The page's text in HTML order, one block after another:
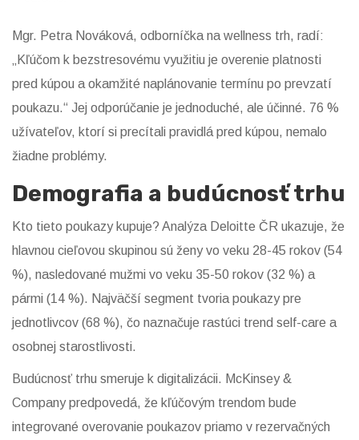
Mgr. Petra Nováková, odborníčka na wellness trh, radí:
„Kľúčom k bezstresovému využitiu je overenie platnosti
pred kúpou a okamžité naplánovanie termínu po prevzatí
poukazu.“ Jej odporúčanie je jednoduché, ale účinné. 76 %
užívateľov, ktorí si precítali pravidlá pred kúpou, nemalo
žiadne problémy.
Demografia a budúcnosť trhu
Kto tieto poukazy kupuje? Analýza Deloitte ČR ukazuje, že
hlavnou cieľovou skupinou sú ženy vo veku 28-45 rokov (54
%), nasledované mužmi vo veku 35-50 rokov (32 %) a
pármi (14 %). Najväčší segment tvoria poukazy pre
jednotlivcov (68 %), čo naznačuje rastúci trend self-care a
osobnej starostlivosti.
Budúcnosť trhu smeruje k digitalizácii. McKinsey &
Company predpovedá, že kľúčovým trendom bude
integrované overovanie poukazov priamo v rezervačných